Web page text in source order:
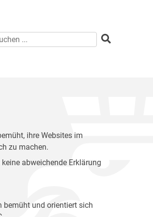
ihre Websites im
zu machen.
abweichende Erklärung
bemüht und orientiert sich